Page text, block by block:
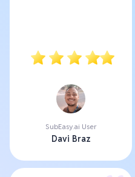
SubEasy.ai User
Davi Braz